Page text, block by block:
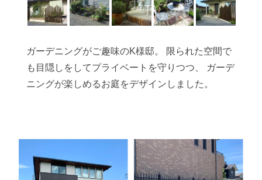
ガーデニングがご趣味のK様邸。
限られた空間で
も目隠しをしてプライベートを守りつつ、
ガーデ
ニングが楽しめるお庭をデザインしました。